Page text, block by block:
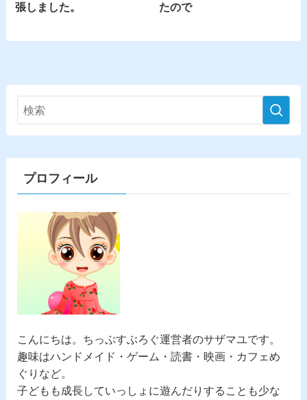
張しました。
たので
プロフィール
こんにちは。 ちっぷすぶろぐ運営者のサザマユです。
趣味はハンドメイド・ゲーム・読書・映画・カフェめ
ぐりなど。
子どもも成長していっしょに遊んだりすることも少な